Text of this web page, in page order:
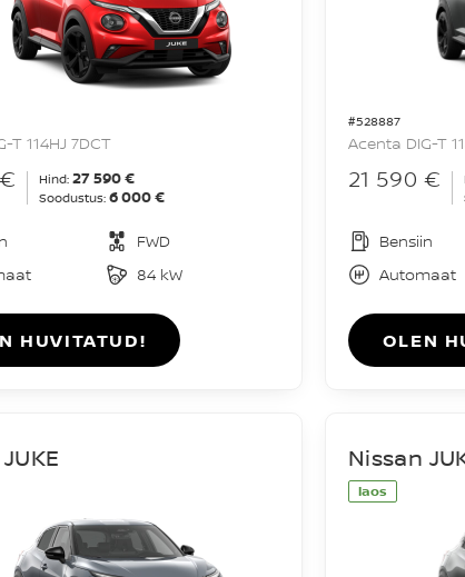
T 114HJ 7DCT
Hind: 27 590 €
Soodustus: 6 000 €
FWD
84 kW
HUVITATUD!
#528887
Acenta DIG-T
21 590 €
Bensiin
Automaat
OLEN
laos
Nissan